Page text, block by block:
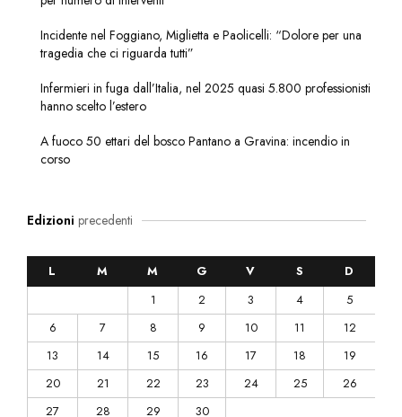
Incidente nel Foggiano, Miglietta e Paolicelli: “Dolore per una
tragedia che ci riguarda tutti”
Infermieri in fuga dall’Italia, nel 2025 quasi 5.800 professionisti
hanno scelto l’estero
A fuoco 50 ettari del bosco Pantano a Gravina: incendio in
corso
Edizioni precedenti
L M M G V S
D
1
2 3 4
5
6
7 8 9 10 11
12
13
14 15 16 17 18
19
20
21 22 23 24 25
26
27
28 29 30